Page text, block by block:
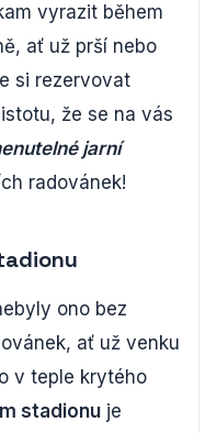
vyrazit během
ať už prší nebo
si rezervovat
že se na vás
jarní
radovánek!
ono bez
ať už venku
v teple krytého
stadionu je